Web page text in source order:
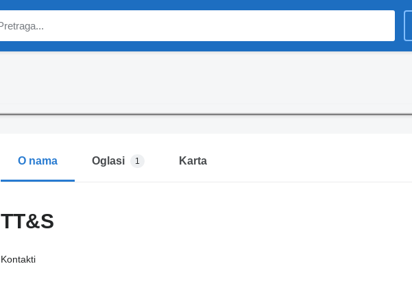
O nama Oglasi 1 Karta
TT&S
Kontakti